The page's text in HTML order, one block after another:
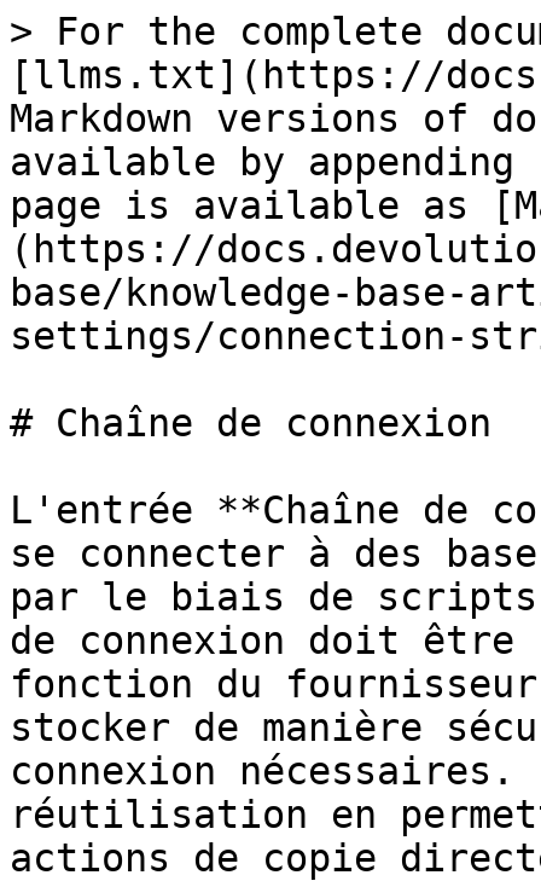
> For the complete
[llms.txt](https://
Markdown versions of
available by
page is available as
(https://
base/knowledge-base-
settings/connection-
# Chaîne de connexion
L'entrée **Chaîne de
se connecter à des
par le biais de
de connexion doit être
fonction du
stocker de manière
connexion
réutilisation en
actions de copie